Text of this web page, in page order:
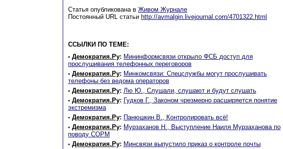
Статья опубликована в Живом Журнале
Постоянный URL статьи http://avmalgin.livejournal.com/4701322.html
ССЫЛКИ ПО ТЕМЕ:
• Демократия.Ру: Мининформсвязи открыло ФСБ доступ для
прослушивания телефонных переговоров
• Демократия.Ру: Минкомсвязи: Спецслужбы могут прослушивать
телефоны без ведома операторов
• Демократия.Ру: Лю Ю., Слушали, слушают и будут слушать
• Демократия.Ру: Гудков Г., Законом чрезмерно расширяется понятие
экстремизма
• Демократия.Ру: Панюшкин В., Контролировать всё!
• Демократия.Ру: Мурзаханов Н., Выступление Наиля Мурзаханова по
поводу СОРМ
• Демократия.Ру: Минсвязи выпустило приказ о контроле почты